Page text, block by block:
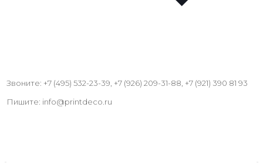
Звоните: +7 (495) 532-23-39, +7 (926) 209-31-88, +7 (921) 390 81 93
Пишите: info@printdeco.ru